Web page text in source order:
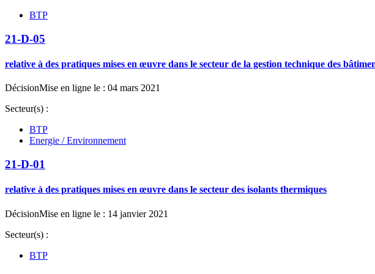
BTP
21-D-05
relative à des pratiques mises en œuvre dans le secteur de la gestion technique des
DécisionMise en ligne le : 04 mars 2021
Secteur(s) :
BTP
Energie / Environnement
21-D-01
relative à des pratiques mises en œuvre dans le secteur des isolants thermiques
DécisionMise en ligne le : 14 janvier 2021
Secteur(s) :
BTP